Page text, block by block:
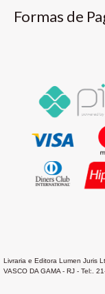
Formas de
Livraria e Editora Lumen Juris
VASCO DA GAMA - RJ - Tel:.